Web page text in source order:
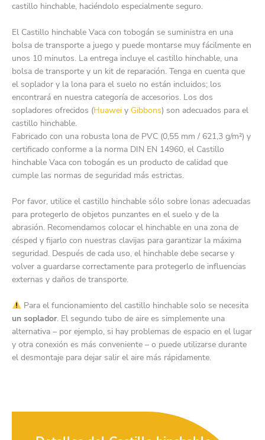
castillo hinchable, haciéndolo especialmente seguro.
El Castillo hinchable Vaca con tobogán se suministra en una
bolsa de transporte a juego y puede montarse muy fácilmente en
unos 10 minutos. La entrega incluye el castillo hinchable, una
bolsa de transporte y un kit de reparación. Tenga en cuenta que
el soplador y la lona para el suelo no están incluidos; los
encontrará en nuestra categoría de accesorios. Los dos
sopladores ofrecidos (Huawei y Gibbons) son adecuados para el
castillo hinchable.
Fabricado con una robusta lona de PVC (0,55 mm / 621,3 g/m²) y
certificado conforme a la norma DIN EN 14960, el Castillo
hinchable Vaca con tobogán es un producto de calidad que
cumple las normas de seguridad más estrictas.
Por favor, utilice el castillo hinchable sólo sobre lonas adecuadas
para protegerlo de objetos punzantes en el suelo y de la
abrasión. Recomendamos colocar el hinchable en una zona de
césped y fijarlo con nuestras clavijas para garantizar la máxima
seguridad. Después de cada uso, el hinchable debe secarse y
volver a guardarse correctamente para protegerlo de influencias
externas y daños de transporte.
Para el funcionamiento del castillo hinchable solo se necesita
un soplador. El segundo tubo de aire es simplemente una
alternativa – por ejemplo, si hay problemas de espacio en el lugar
y otra conexión es más conveniente – o puede utilizarse durante
el desmontaje para dejar salir el aire más rápidamente.